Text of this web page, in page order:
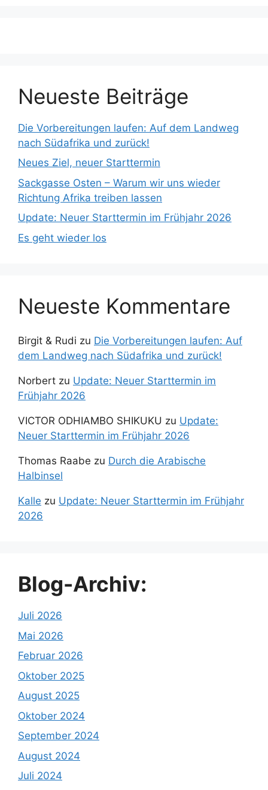
Neueste Beiträge
Die Vorbereitungen laufen: Auf dem Landweg
nach Südafrika und zurück!
Neues Ziel, neuer Starttermin
Sackgasse Osten – Warum wir uns wieder
Richtung Afrika treiben lassen
Update: Neuer Starttermin im Frühjahr 2026
Es geht wieder los
Neueste Kommentare
Birgit & Rudi zu Die Vorbereitungen laufen: Auf
dem Landweg nach Südafrika und zurück!
Norbert zu Update: Neuer Starttermin im
Frühjahr 2026
VICTOR ODHIAMBO SHIKUKU zu Update:
Neuer Starttermin im Frühjahr 2026
Thomas Raabe zu Durch die Arabische
Halbinsel
Kalle zu Update: Neuer Starttermin im Frühjahr
2026
Blog-Archiv:
Juli 2026
Mai 2026
Februar 2026
Oktober 2025
August 2025
Oktober 2024
September 2024
August 2024
Juli 2024